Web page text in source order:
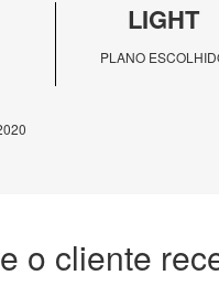
LIGHT
PLANO
o cliente